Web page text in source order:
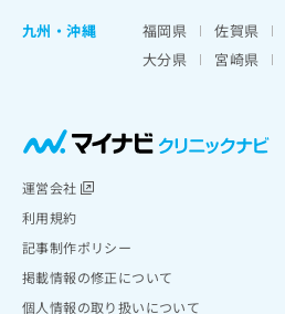
九州・沖縄
福岡県 佐賀県
大分県
宮崎県
運営会社
利用規約
記事制作ポリシー
掲載情報の修正について
個人情報の取り扱いについて